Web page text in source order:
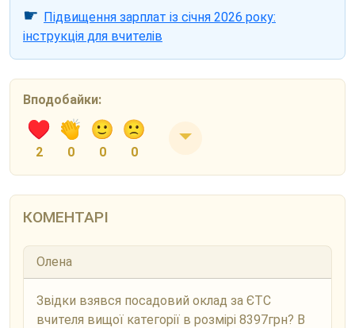
☛ Підвищення зарплат із січня 2026 року:
інструкція для вчителів
Вподобайки:
2 0 0 0
КОМЕНТАРІ
Олена
Звідки взявся посадовий оклад за ЄТС
вчителя вищої категорії в розмірі 8397грн? В